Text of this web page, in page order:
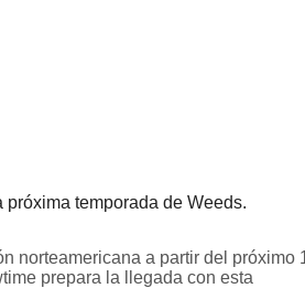
próxima temporada de Weeds.
norteamericana a partir del próximo
prepara la llegada con esta